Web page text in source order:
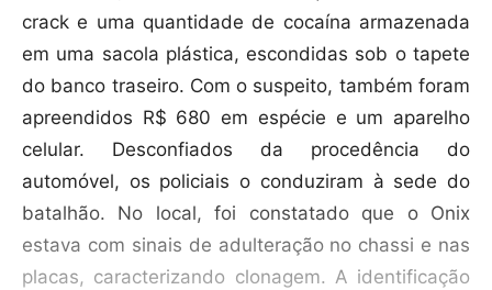
crack e uma quantidade de cocaína armazenada
em uma sacola plástica, escondidas sob o tapete
do banco traseiro. Com o suspeito, também foram
apreendidos R$ 680 em espécie e um aparelho
celular. Desconfiados da procedência do
automóvel, os policiais o conduziram à sede do
batalhão. No local, foi constatado que o Onix
estava com sinais de adulteração no chassi e nas
placas, caracterizando clonagem. A identificação